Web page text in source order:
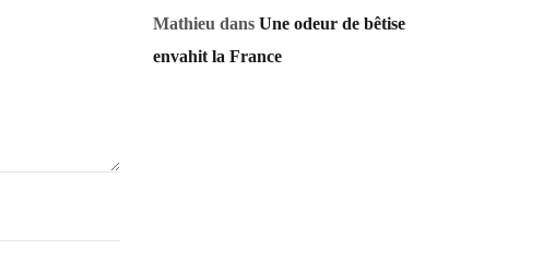
Mathieu dans Une odeur de bêtise
envahit la France